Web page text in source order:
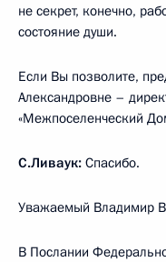
не секрет, конечно,
состояние души.
Если Вы позволите,
Александровне –
«Межпоселенческий
С.Ливаук: Спасибо.
Уважаемый Владимир
В Послании